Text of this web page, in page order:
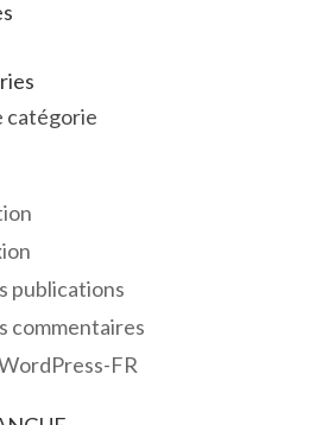
catégorie
publications
commentaires
FR